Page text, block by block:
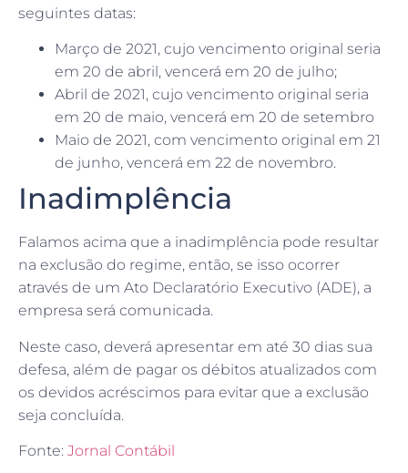
seguintes datas:
Março de 2021, cujo vencimento original seria
em 20 de abril, vencerá em 20 de julho;
Abril de 2021, cujo vencimento original seria
em 20 de maio, vencerá em 20 de setembro
Maio de 2021, com vencimento original em 21
de junho, vencerá em 22 de novembro.
Inadimplência
Falamos acima que a inadimplência pode resultar
na exclusão do regime, então, se isso ocorrer
através de um Ato Declaratório Executivo (ADE), a
empresa será comunicada.
Neste caso, deverá apresentar em até 30 dias sua
defesa, além de pagar os débitos atualizados com
os devidos acréscimos para evitar que a exclusão
seja concluída.
Fonte: Jornal Contábil